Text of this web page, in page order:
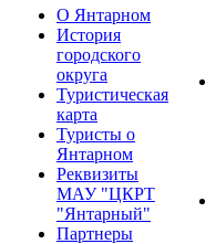
О Янтарном
История
городского
округа
Туристическая
карта
Туристы о
Янтарном
Реквизиты
МАУ "ЦКРТ
"Янтарный"
Партнеры